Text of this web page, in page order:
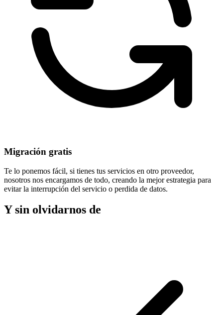
Migración gratis
Te lo ponemos fácil, si tienes tus servicios en otro proveedor,
nosotros nos encargamos de todo, creando la mejor estrategia para
evitar la interrupción del servicio o perdida de datos.
Y sin olvidarnos de